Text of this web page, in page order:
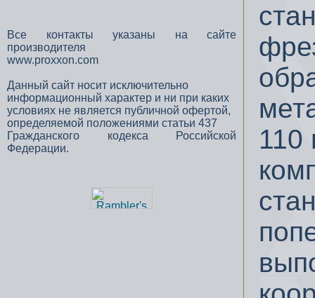
Все контакты указаны на сайте
производителя
www.proxxon.com
Данный сайт носит исключительно
информационный характер и ни при каких
условиях не является публичной офертой,
определяемой положениями статьи 437
Гражданского кодекса Российской
Федерации.
110